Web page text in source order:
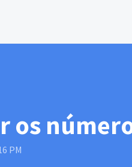
os
PM